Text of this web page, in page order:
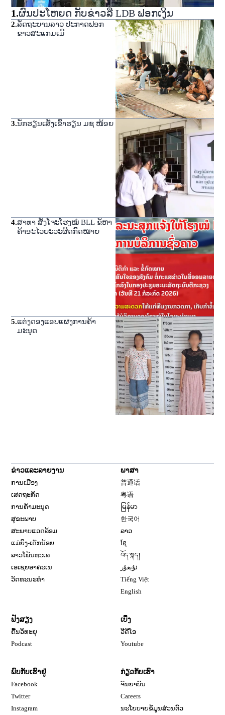
1.ຜົນປະໂຫຍດ ກັບຂ່າວລື LDB ຟອກເງິນ
2.ລັດຖະບານລາວ ປະກາດຟອກ
ຂາວສະແກມເມີ
3.ນັກຮຽນເສັງເຂົ້າຮຽນ ມຊ ໜ້ອຍ
4.ສາທາ ສັງໂຈະໂຮງໝໍ BLL ຂໍ້ຫາ
ຄ້າອະໄວຍະວະຜິດກົດໝາຍ
5.ແຕ່ງດອງແອບແຜງການຄ້າ
ມະນຸດ
ຂ່າວແລະລາຍງານ
ການເມືອງ
ເສດຖະກິດ
ການຄ້າມະນຸດ
ສຸຂະພາບ
ສະພາບແວດລ້ອມ
ແມ່ຍິງ-ເດັກນ້ອຍ
ລາວໂພ້ນທະເລ
ເອເຊຍອາຄະເນ
ວັດທະນະທຳ
ພາສາ
普通话
粤语
မြန်မာ
한국어
ລາວ
ខ្មែ
བོད་སྐད།
ئۇيغۇر
Tiếng Việt
English
ຟັງສຽງ
ຄື້ນວິທະຍຸ
Podcast
ເບິ່ງ
ວີດີໂອ
Youtube
ພົບກັບເຮົາຢູ່
Facebook
TwitterOpens in new window
Instagram
ກ່ຽວກັບເຮົາ
ຈັນຍາບັນ
Careers
ນະໂຍບາຍຂໍ້ມູນສ່ວນຕົວ